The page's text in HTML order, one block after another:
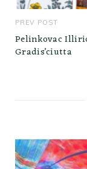
PREV POST
Pelinkovac
Gradis’ciutta